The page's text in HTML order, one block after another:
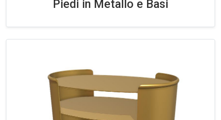
Piedi in Metallo e Basi